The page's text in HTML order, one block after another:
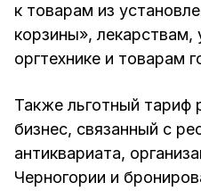
к товарам из
корзины»,
оргтехнике и товарам
Также льготный тариф
бизнес, связанный с
антиквариата,
Черногории и